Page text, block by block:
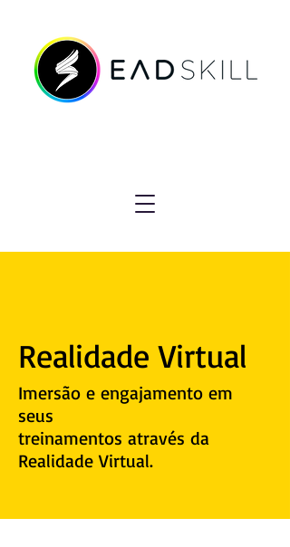
Realidade Virtual
Imersão e engajamento em
seus
treinamentos através da
Realidade Virtual.